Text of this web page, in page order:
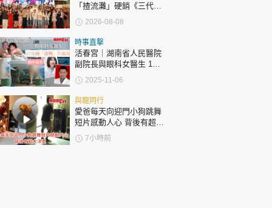
「揸流灘」硬銷《三代同
糖》 劇集播畢台前幕後喊
爆場面感人
2026-08-08
時事直擊
活春宮｜湖南省人民醫院
副院長與眼科女醫生 17
分鐘「激戰」片流出 動作
露骨 網上瘋傳
2025-11-06
與寵同行
愛爸每天向迎門小狗跳舞
短片感動人心 背後有超大
洋蔥
7小時前